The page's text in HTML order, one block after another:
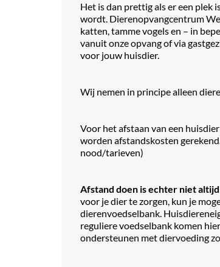
Het is dan prettig als er een plek
wordt. Dierenopvangcentrum
katten, tamme vogels en – in
vanuit onze opvang of via
voor jouw huisdier.
Wij nemen in principe alleen
Voor het afstaan van een
worden afstandskosten
nood/tarieven)
Afstand doen is echter niet
voor je dier te zorgen, kun je
dierenvoedselbank.
reguliere voedselbank komen
ondersteunen met diervoeding